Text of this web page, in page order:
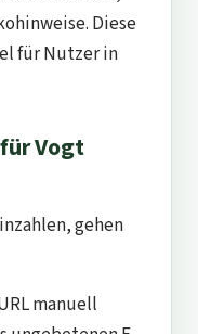
Diese
für Nutzer in
Vogt
gehen
manuell